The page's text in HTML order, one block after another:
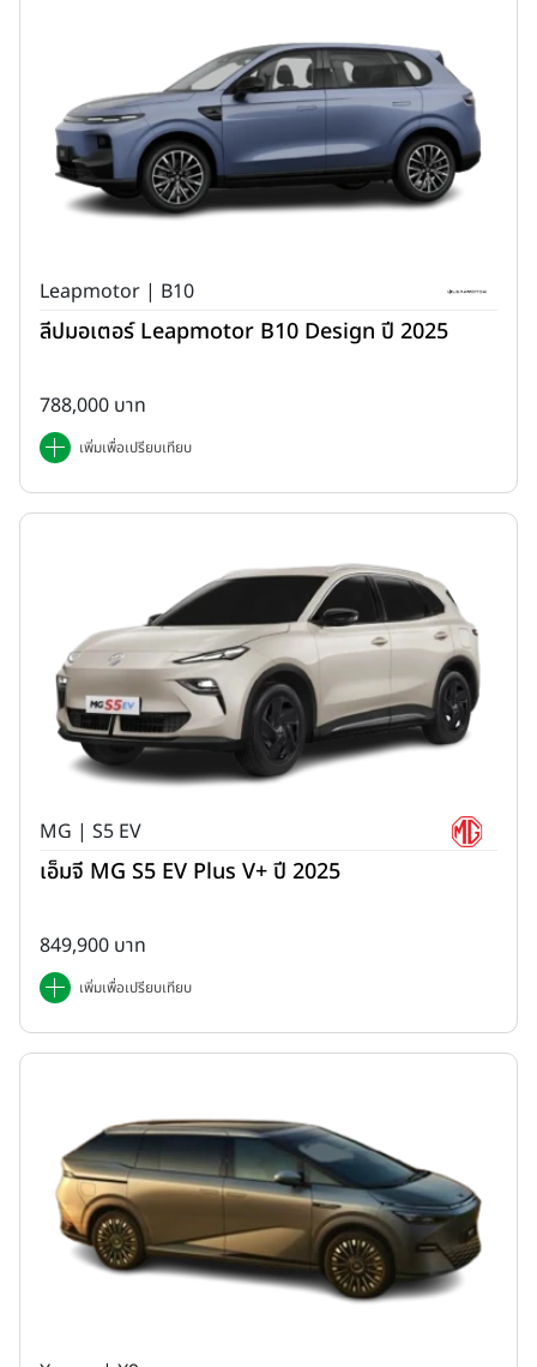
Leapmotor | B10
ลีปมอเตอร์ Leapmotor B10 Design ปี 2025
788,000 บาท
เพิ่มเพื่อเปรียบเทียบ
MG | S5 EV
เอ็มจี MG S5 EV Plus V+ ปี 2025
849,900 บาท
เพิ่มเพื่อเปรียบเทียบ